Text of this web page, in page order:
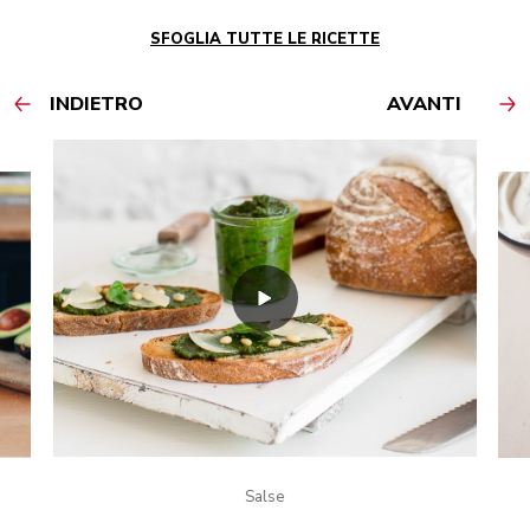
SFOGLIA TUTTE LE RICETTE
INDIETRO AVANTI
Salse